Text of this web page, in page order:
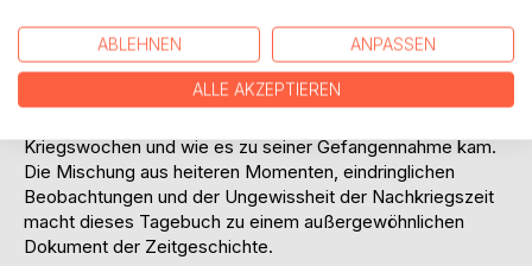
ehrlich, humorvoll und tief bewegend - beschreibt er den
Alltag im Lager, geprägt von Hoffnung, Entbehrung und der
ständigen Sorge um seine Familie.
In einem persönlichen Rückblick schildert er die
Kriegswochen und wie es zu seiner Gefangennahme kam.
Die Mischung aus heiteren Momenten, eindringlichen
Beobachtungen und der Ungewissheit der Nachkriegszeit
macht dieses Tagebuch zu einem außergewöhnlichen
Dokument der Zeitgeschichte.
ABLEHNEN ANPASSEN
ALLE AKZEPTIEREN